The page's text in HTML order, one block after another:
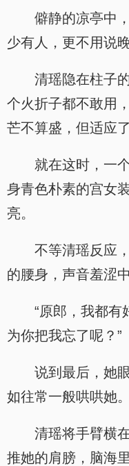
僻静的凉亭中
少有人，更不用说晚
清瑶隐在柱子
个火折子都不敢用
芒不算盛，但适应
就在这时，一
身青色朴素的宫女
亮。
不等清瑶反应
的腰身，声音羞涩
“原郎，我都有
为你把我忘了呢？”
说到最后，她
如往常一般哄哄她。
清瑶将手臂横
推她的肩膀，脑海